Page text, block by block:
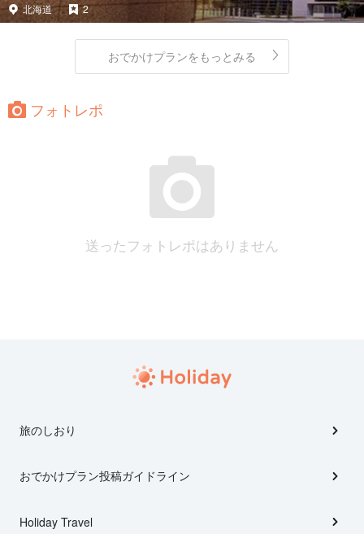
北海道 2
おでかけプランをもっとみる
フォトレポ
送ったフォトレポはありません
旅のしおり
おでかけプラン投稿ガイドライン
Holiday Travel